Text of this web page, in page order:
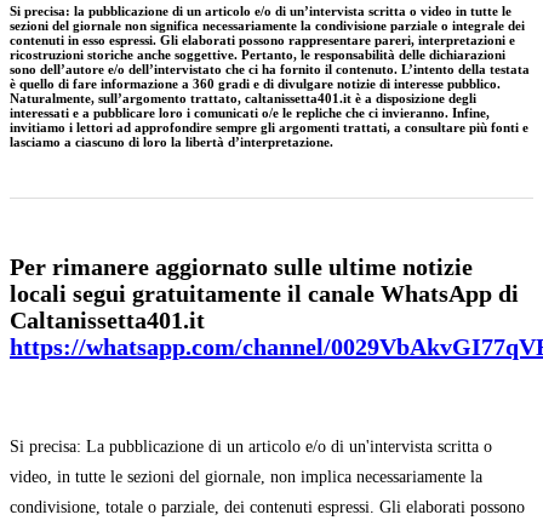
Si precisa: la pubblicazione di un articolo e/o di un’intervista scritta o video in tutte le
sezioni del giornale non significa necessariamente la condivisione parziale o integrale dei
contenuti in esso espressi. Gli elaborati possono rappresentare pareri, interpretazioni e
ricostruzioni storiche anche soggettive. Pertanto, le responsabilità delle dichiarazioni
sono dell’autore e/o dell’intervistato che ci ha fornito il contenuto. L’intento della testata
è quello di fare informazione a 360 gradi e di divulgare notizie di interesse pubblico.
Naturalmente, sull’argomento trattato, caltanissetta401.it è a disposizione degli
interessati e a pubblicare loro i comunicati o/e le repliche che ci invieranno. Infine,
invitiamo i lettori ad approfondire sempre gli argomenti trattati, a consultare più fonti e
lasciamo a ciascuno di loro la libertà d’interpretazione.
Per rimanere aggiornato sulle ultime notizie
locali segui gratuitamente il canale WhatsApp di
Caltanissetta401.it
https://whatsapp.com/channel/
Si precisa: La pubblicazione di un articolo e/o di un'intervista scritta o
video, in tutte le sezioni del giornale, non implica necessariamente la
condivisione, totale o parziale, dei contenuti espressi. Gli elaborati possono